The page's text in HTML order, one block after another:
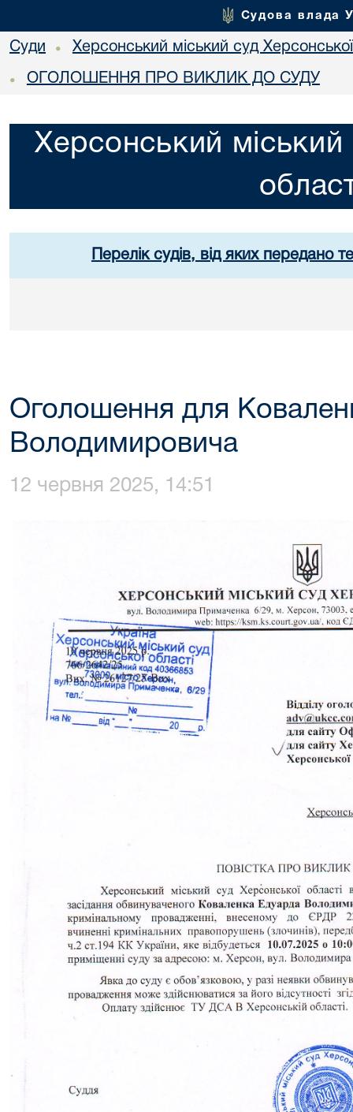
Судова влада
Суди • Херсонський міський суд Херсонської
• ОГОЛОШЕННЯ ПРО ВИКЛИК ДО СУДУ
Херсонський міський
Перелік судів, від яких передано
Оголошення для
Володимировича
12 червня 2025, 14:51